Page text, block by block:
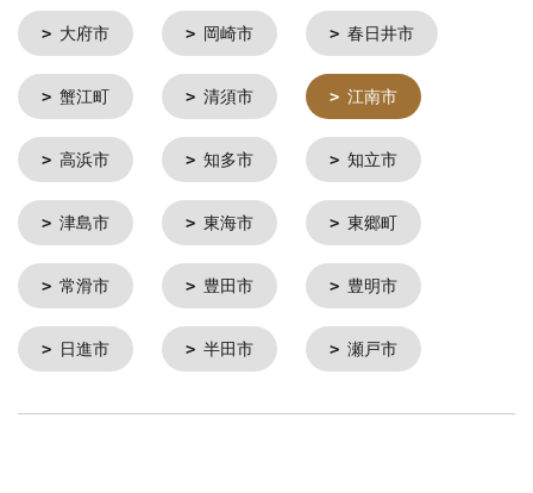
大府市 岡崎市 春日井市
蟹江町 清須市 江南市
高浜市 知多市 知立市
津島市 東海市 東郷町
常滑市 豊田市 豊明市
日進市 半田市 瀬戸市